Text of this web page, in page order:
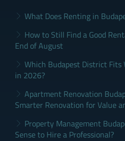
What Does Renting in
How to Still Find a Good
End of August
Which Budapest District
in 2026?
Apartment Renovation
Smarter Renovation for Value
Property Management
Sense to Hire a Professional?